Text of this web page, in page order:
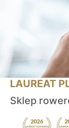
LAUREAT
Sklep